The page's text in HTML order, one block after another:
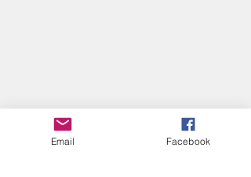
Email Facebook